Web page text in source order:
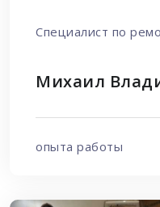
Специалист по
Михаил
опыта работы